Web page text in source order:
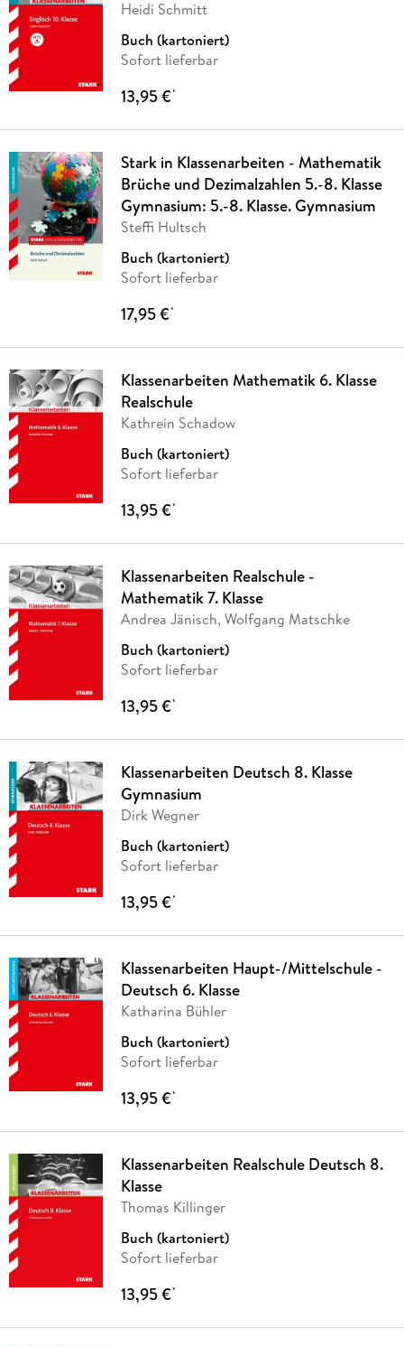
Heidi Schmitt
Buch (kartoniert)
Sofort lieferbar
13,95 €*
Stark in Klassenarbeiten - Mathematik
Brüche und Dezimalzahlen 5.-8. Klasse
Gymnasium: 5.-8. Klasse. Gymnasium
Steffi Hultsch
Buch (kartoniert)
Sofort lieferbar
17,95 €*
Klassenarbeiten Mathematik 6. Klasse
Realschule
Kathrein Schadow
Buch (kartoniert)
Sofort lieferbar
13,95 €*
Klassenarbeiten Realschule -
Mathematik 7. Klasse
Andrea Jänisch, Wolfgang Matschke
Buch (kartoniert)
Sofort lieferbar
13,95 €*
Klassenarbeiten Deutsch 8. Klasse
Gymnasium
Dirk Wegner
Buch (kartoniert)
Sofort lieferbar
13,95 €*
Klassenarbeiten Haupt-/Mittelschule -
Deutsch 6. Klasse
Katharina Bühler
Buch (kartoniert)
Sofort lieferbar
13,95 €*
Klassenarbeiten Realschule Deutsch 8.
Klasse
Thomas Killinger
Buch (kartoniert)
Sofort lieferbar
13,95 €*